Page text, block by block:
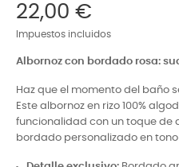
22,00 €
Impuestos incluidos
Albornoz con bordado rosa:
Haz que el momento del baño
Este albornoz en rizo 100%
funcionalidad con un toque de
bordado personalizado en